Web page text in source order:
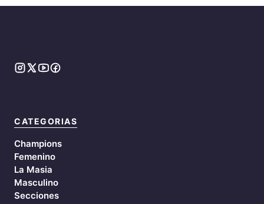
CATEGORIAS
Champions
Femenino
La Masia
Masculino
Secciones